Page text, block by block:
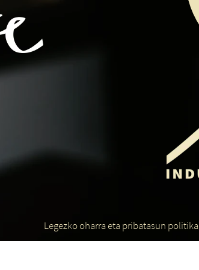
Legezko oharra eta pribatasun politika